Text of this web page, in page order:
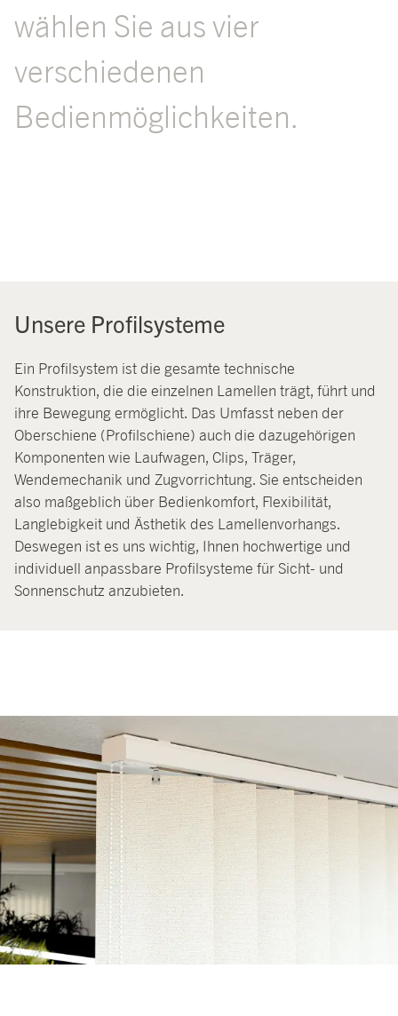
wählen Sie aus vier
verschiedenen
Bedienmöglichkeiten.
Unsere Profilsysteme
Ein Profilsystem ist die gesamte technische
Konstruktion, die die einzelnen Lamellen trägt, führt und
ihre Bewegung ermöglicht. Das Umfasst neben der
Oberschiene (Profilschiene) auch die dazugehörigen
Komponenten wie Laufwagen, Clips, Träger,
Wendemechanik und Zugvorrichtung. Sie entscheiden
also maßgeblich über Bedienkomfort, Flexibilität,
Langlebigkeit und Ästhetik des Lamellenvorhangs.
Deswegen ist es uns wichtig, Ihnen hochwertige und
individuell anpassbare Profilsysteme für Sicht- und
Sonnenschutz anzubieten.